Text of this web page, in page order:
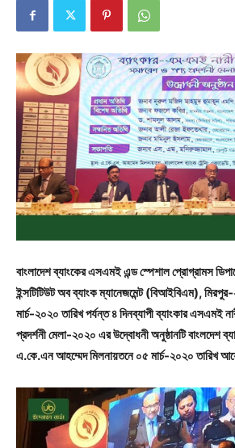
বাংলাদেশ ব্যাংকের এসএমই এন্ড স্পেশাল প্রোগ্রামস
ইন্সটিটিউট অব ব্যাংক ম্যানেজমেন্ট (বিআইবিএম),
মার্চ-২০২০ তারিখ পর্যন্ত ৪ দিনব্যাপী ব্যাংকার এসএমই
প্রদর্শনী মেলা-২০২০ এর উদ্বোধনী অনুষ্ঠানটি বাংলদেশ
এ.কে.এন আহম্মেদ মিলনায়তনে ০৫ মার্চ-২০২০ তারিখ